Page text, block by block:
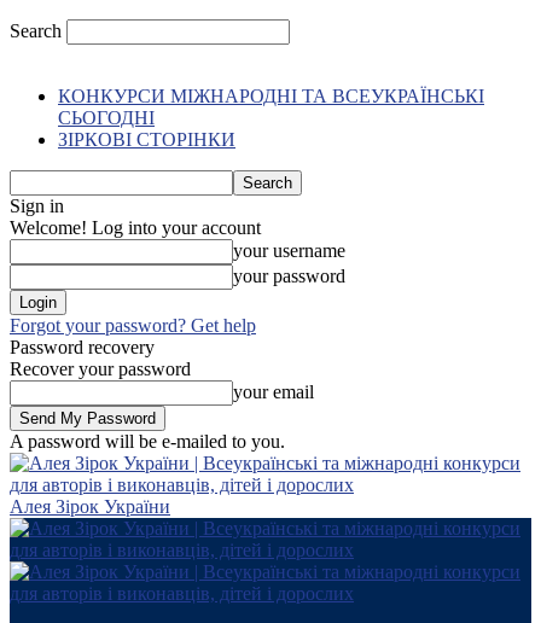
Search
КОНКУРСИ МІЖНАРОДНІ ТА ВСЕУКРАЇНСЬКІ
СЬОГОДНІ
ЗІРКОВІ СТОРІНКИ
Sign in
Welcome! Log into your account
your username
your password
Forgot your password? Get help
Password recovery
Recover your password
your email
A password will be e-mailed to you.
Алея Зірок України